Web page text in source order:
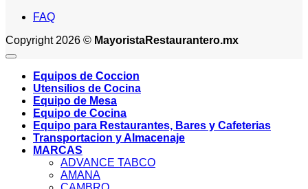
FAQ
Copyright 2026 © MayoristaRestaurantero.mx
Equipos de Coccion
Utensilios de Cocina
Equipo de Mesa
Equipo de Cocina
Equipo para Restaurantes, Bares y Cafeterias
Transportacion y Almacenaje
MARCAS
ADVANCE TABCO
AMANA